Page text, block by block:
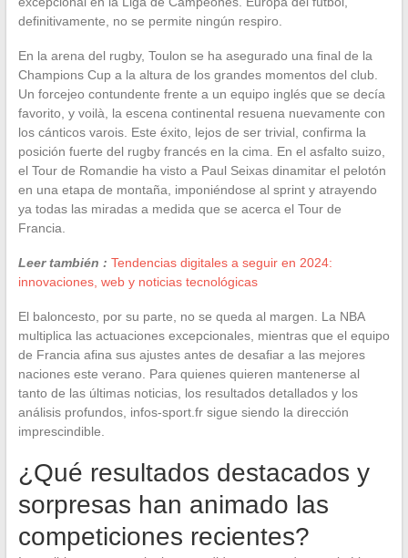
definitivamente, no se permite ningún respiro.
En la arena del rugby, Toulon se ha asegurado una final de la
Champions Cup a la altura de los grandes momentos del club.
Un forcejeo contundente frente a un equipo inglés que se decía
favorito, y voilà, la escena continental resuena nuevamente con
los cánticos varois. Este éxito, lejos de ser trivial, confirma la
posición fuerte del rugby francés en la cima. En el asfalto suizo,
el Tour de Romandie ha visto a Paul Seixas dinamitar el pelotón
en una etapa de montaña, imponiéndose al sprint y atrayendo
ya todas las miradas a medida que se acerca el Tour de
Francia.
Leer también : Tendencias digitales a seguir en 2024:
innovaciones, web y noticias tecnológicas
El baloncesto, por su parte, no se queda al margen. La NBA
multiplica las actuaciones excepcionales, mientras que el equipo
de Francia afina sus ajustes antes de desafiar a las mejores
naciones este verano. Para quienes quieren mantenerse al
tanto de las últimas noticias, los resultados detallados y los
análisis profundos, infos-sport.fr sigue siendo la dirección
imprescindible.
¿Qué resultados destacados y
sorpresas han animado las
competiciones recientes?